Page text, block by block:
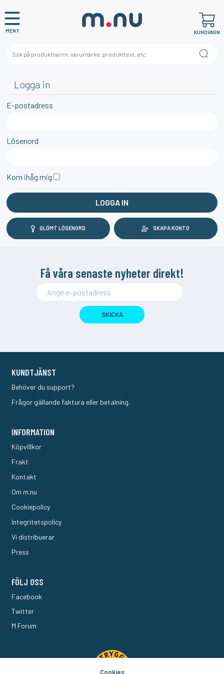
MENY KUNDVAGN
Logga in
E-postadress
Lösenord
Kom ihåg mig
GLÖMT LÖSENORD SKAPA KONTO
Få våra senaste nyheter direkt!
SKICKA
KUNDTJÄNST
Behöver du support?
Frågor gällande faktura eller betalning.
INFORMATION
Köpvillkor
Frakt
Kontakt
Om m.nu
Cookiepolicy
Integritetspolicy
Vi distribuerar
Press
FÖLJ OSS
Facebook
Twitter
M Forum
Cookies